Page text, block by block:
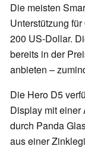
Die meisten
Unterstützung
200 US-Dollar.
bereits in der
anbieten –
Die Hero D5
Display mit einer
durch Panda
aus einer